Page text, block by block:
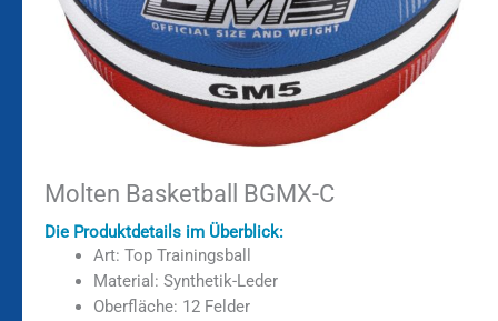
Molten Basketball BGMX-C
Die Produktdetails im Überblick:
Art: Top Trainingsball
Material: Synthetik-Leder
Oberfläche: 12 Felder